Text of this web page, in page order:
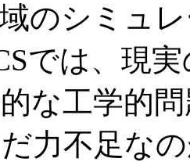
のシミュ
では、現
な工学的
力不足な